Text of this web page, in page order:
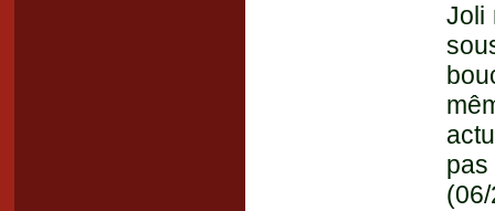
Joli